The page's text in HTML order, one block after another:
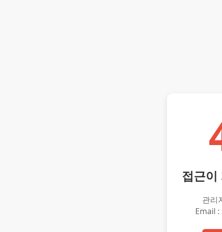
접근이
관리
Email